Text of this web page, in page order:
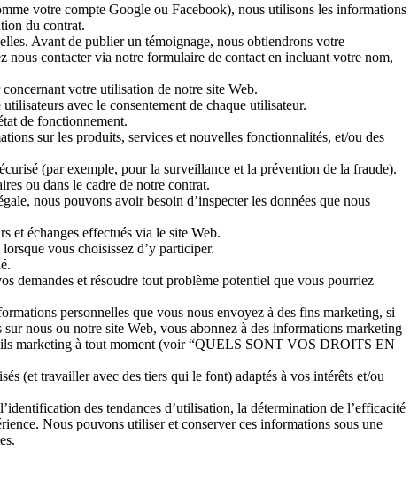
votre compte Google ou Facebook), nous utilisons les informations
du contrat.
Avant de publier un témoignage, nous obtiendrons votre
contacter via notre formulaire de contact en incluant votre nom,
votre utilisation de notre site Web.
avec le consentement de chaque utilisateur.
de fonctionnement.
sur les produits, services et nouvelles fonctionnalités, et/ou des
(par exemple, pour la surveillance et la prévention de la fraude).
ou dans le cadre de notre contrat.
nous pouvons avoir besoin d’inspecter les données que nous
et échanges effectués via le site Web.
vous choisissez d’y participer.
demandes et résoudre tout problème potentiel que vous pourriez
personnelles que vous nous envoyez à des fins marketing, si
nous ou notre site Web, vous abonnez à des informations marketing
marketing à tout moment (voir “QUELS SONT VOS DROITS EN
(et travailler avec des tiers qui le font) adaptés à vos intérêts et/ou
des tendances d’utilisation, la détermination de l’efficacité
Nous pouvons utiliser et conserver ces informations sous une